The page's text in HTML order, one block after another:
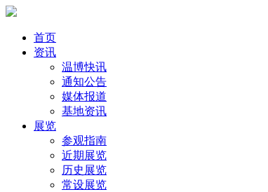
首页
资讯
温博快讯
通知公告
媒体报道
基地资讯
展览
参观指南
近期展览
历史展览
常设展览